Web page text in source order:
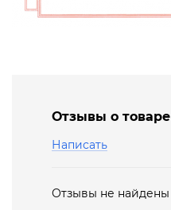
Отзывы о товаре
Написать
Отзывы не найдены